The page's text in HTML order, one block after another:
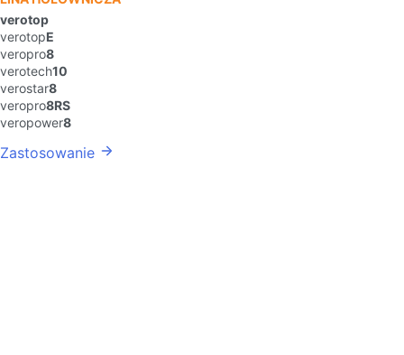
verotop
verotopE
veropro8
verotech10
verostar8
veropro8RS
veropower8
Zastosowanie